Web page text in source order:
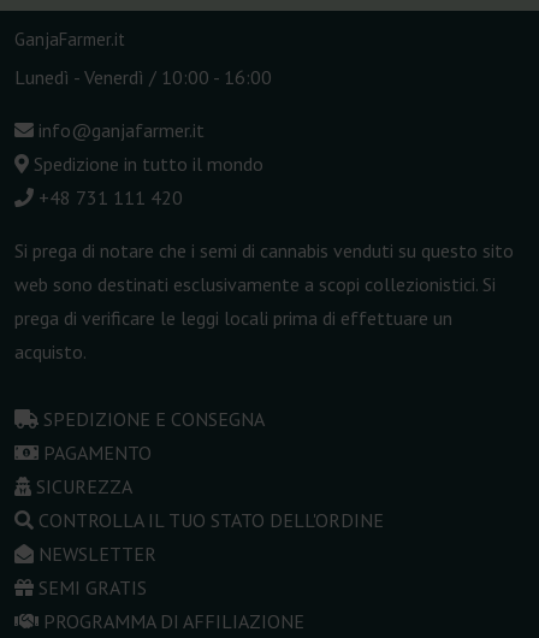
GanjaFarmer.it
Lunedì - Venerdì / 10:00 - 16:00
info@ganjafarmer.it
Spedizione in tutto il mondo
+48 731 111 420
Si prega di notare che i semi di cannabis venduti su questo sito
web sono destinati esclusivamente a scopi collezionistici. Si
prega di verificare le leggi locali prima di effettuare un
acquisto.
SPEDIZIONE E CONSEGNA
PAGAMENTO
SICUREZZA
CONTROLLA IL TUO STATO DELL'ORDINE
NEWSLETTER
SEMI GRATIS
PROGRAMMA DI AFFILIAZIONE